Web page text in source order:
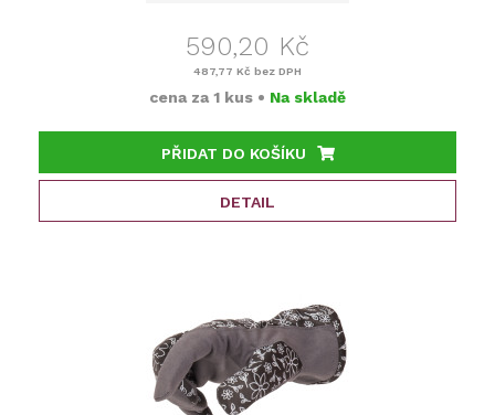
590,20 Kč
487,77 Kč bez DPH
cena za 1 kus • Na skladě
PŘIDAT DO KOŠÍKU
DETAIL